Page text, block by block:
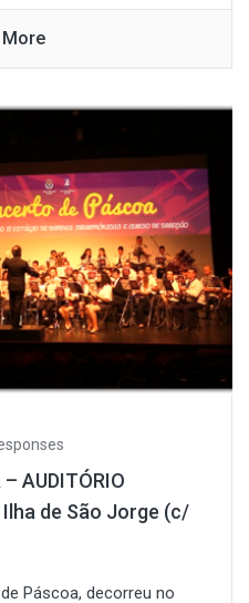
More
– AUDITÓRIO
Ilha de São Jorge (c/
Páscoa, decorreu no